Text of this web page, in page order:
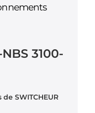
3100-
SWITCHEUR